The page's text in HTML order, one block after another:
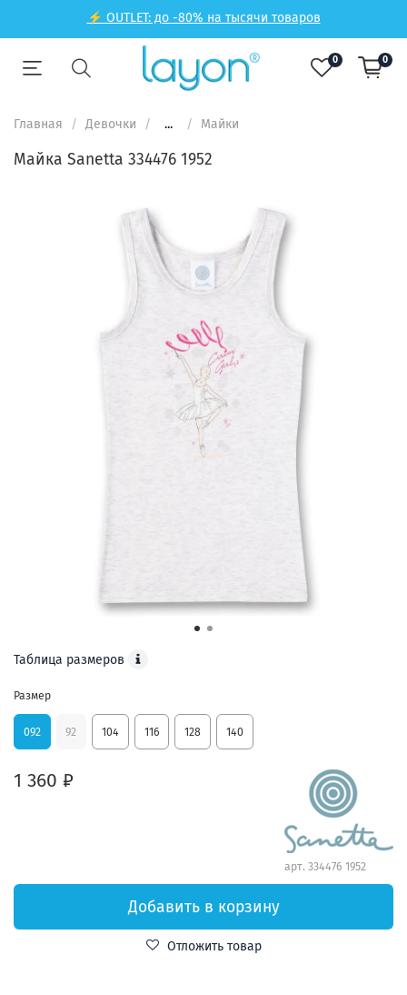
⚡ OUTLET: до -80% на тысячи товаров
0 0
Главная Девочки ... Майки
Майка Sanetta 334476 1952
1 360 ₽
арт. 334476 1952
Таблица размеров
Размер
092 92 104 116 128 140
Добавить в корзину
Отложить товар